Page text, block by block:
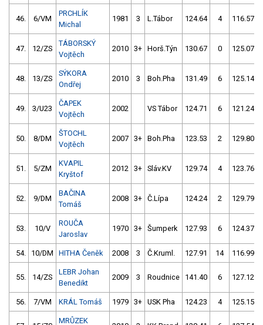
46. 6/VM
PRCHLÍK
Michal
1981 3 L.Tábor 124.64 4 116.57
47. 12/ZS
TÁBORSKÝ
Vojtěch
2010 3+ Horš.Týn 130.67 0 125.07
48. 13/ZS
SÝKORA
Ondřej
2010 3 Boh.Pha 131.49 6 125.14
49. 3/U23
ČAPEK
Vojtěch
2002 VS Tábor 124.71 6 121.24
50. 8/DM
ŠTOCHL
Vojtěch
2007 3+ Boh.Pha 123.53 2 129.80
51. 5/ZM
KVAPIL
Kryštof
2012 3+ Sláv.KV 129.74 4 123.76
52. 9/DM
BAČINA
Tomáš
2008 3+ Č.Lípa 124.24 2 129.79
53. 10/V
ROUČA
Jaroslav
1970 3+ Šumperk 127.93 6 124.37
54. 10/DM HITHA Čeněk 2008 3 Č.Kruml. 127.91 14 116.99
55. 14/ZS
LEBR Johan
Benedikt
2009 3 Roudnice 141.40 6 127.12
56. 7/VM KRÁL Tomáš 1979 3+ USK Pha 124.23 4 125.15
MRŮZEK